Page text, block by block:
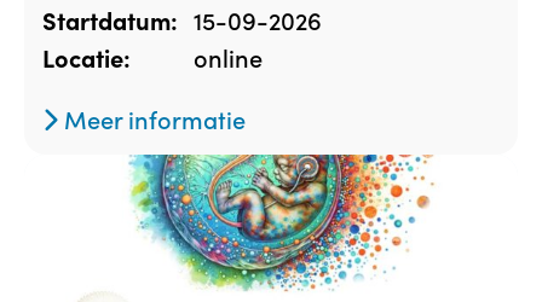
Startdatum: 15-09-2026
Locatie:
online
Meer informatie